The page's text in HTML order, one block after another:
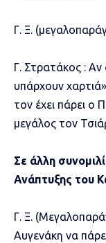
Γ. Ξ.
Γ. Στρατάκος : Αν
υπάρχουν
τον έχει πάρει ο
μεγάλος τον
Σε άλλη
Ανάπτυξης του
Γ. Ξ.
Αυγενάκη να